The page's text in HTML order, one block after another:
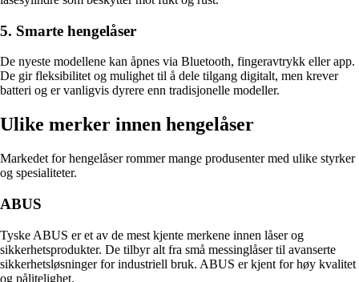
5. Smarte hengelåser
De nyeste modellene kan åpnes via Bluetooth, fingeravtrykk eller app.
De gir fleksibilitet og mulighet til å dele tilgang digitalt, men krever
batteri og er vanligvis dyrere enn tradisjonelle modeller.
Ulike merker innen hengelåser
Markedet for hengelåser rommer mange produsenter med ulike styrker
og spesialiteter.
ABUS
Tyske ABUS er et av de mest kjente merkene innen låser og
sikkerhetsprodukter. De tilbyr alt fra små messinglåser til avanserte
sikkerhetsløsninger for industriell bruk. ABUS er kjent for høy kvalitet
og pålitelighet.